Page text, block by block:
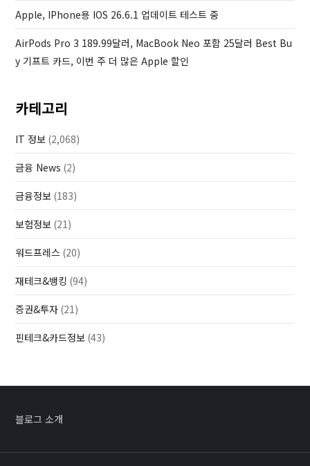
Apple, IPhone용 IOS 26.6.1 업데이트 테스트 중
AirPods Pro 3 189.99달러, MacBook Neo 포함 25달러 Best Bu
Y 기프트 카드, 이번 주 더 많은 Apple 할인
카테고리
IT 정보 (2,068)
금융 News (2)
금융정보 (183)
보험정보 (21)
워드프레스 (20)
재테크&뱅킹 (94)
증권&투자 (21)
핀테크&카드정보 (43)
블로그 소개